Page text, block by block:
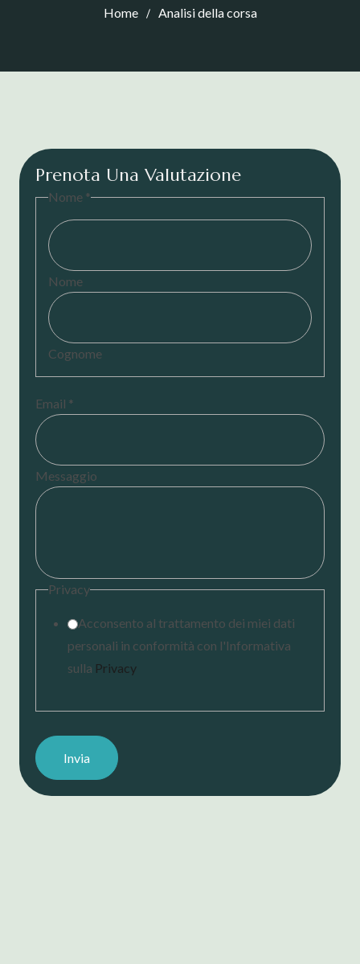
Home Analisi della corsa
Prenota Una Valutazione
Nome *
Nome
Cognome
Email *
Messaggio
Privacy
Acconsento al trattamento dei miei dati
personali in conformità con l'Informativa
sulla Privacy
Invia